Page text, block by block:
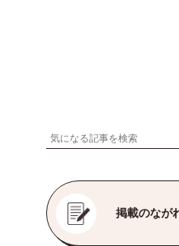
掲載のなが